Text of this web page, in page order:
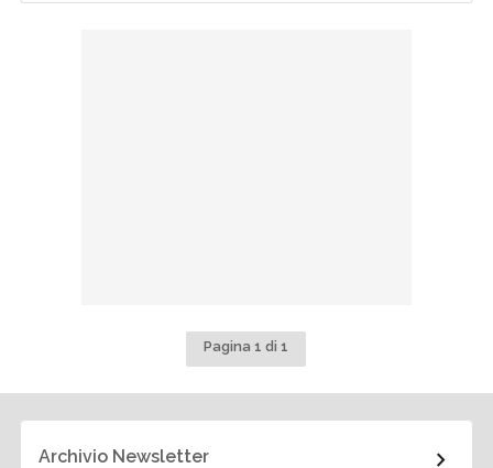
Pagina 1 di 1
Archivio Newsletter